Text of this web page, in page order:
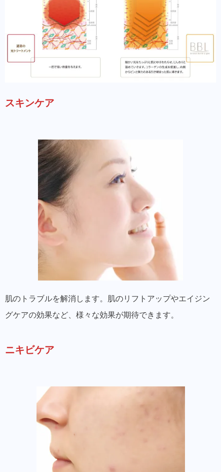
スキンケア
肌のトラブルを解消します。肌のリフトアップやエイジン
グケアの効果など、様々な効果が期待できます。
ニキビケア